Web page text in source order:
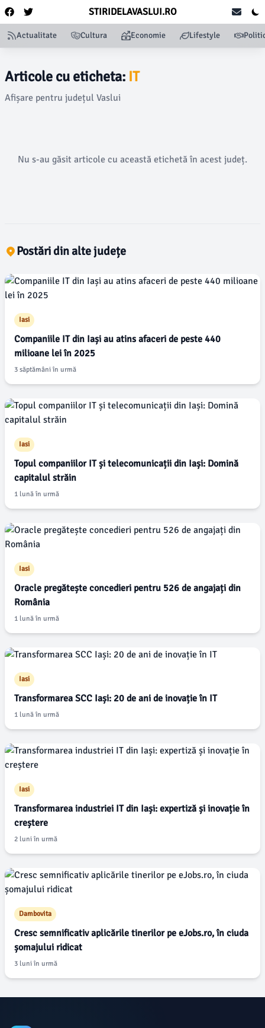
STIRIDELAVASLUI.RO
Actualitate Cultura Economie Lifestyle
Articole cu eticheta: IT
Afișare pentru județul Vaslui
Nu s-au găsit articole cu această etichetă în acest județ.
Postări din alte județe
Iasi
Companiile IT din Iași au atins afaceri de peste 440
milioane lei în 2025
3 săptămâni în urmă
Iasi
Topul companiilor IT și telecomunicații din Iași: Domină
capitalul străin
1 lună în urmă
Iasi
Oracle pregătește concedieri pentru 526 de angajați din
România
1 lună în urmă
Iasi
Transformarea SCC Iași: 20 de ani de inovație în IT
1 lună în urmă
Iasi
Transformarea industriei IT din Iași: expertiză și inovație în
creștere
2 luni în urmă
Dambovita
Cresc semnificativ aplicările tinerilor pe eJobs.ro, în ciuda
șomajului ridicat
3 luni în urmă